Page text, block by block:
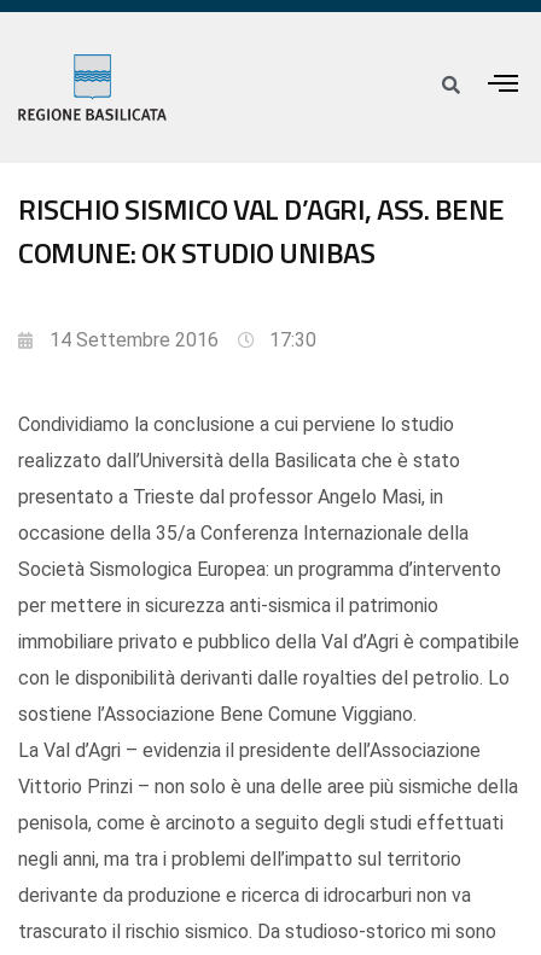
RISCHIO SISMICO VAL D’AGRI, ASS. BENE
COMUNE: OK STUDIO UNIBAS
14 Settembre 2016 17:30
Condividiamo la conclusione a cui perviene lo studio
realizzato dall’Università della Basilicata che è stato
presentato a Trieste dal professor Angelo Masi, in
occasione della 35/a Conferenza Internazionale della
Società Sismologica Europea: un programma d’intervento
per mettere in sicurezza anti-sismica il patrimonio
immobiliare privato e pubblico della Val d’Agri è compatibile
con le disponibilità derivanti dalle royalties del petrolio. Lo
sostiene l’Associazione Bene Comune Viggiano.
La Val d’Agri – evidenzia il presidente dell’Associazione
Vittorio Prinzi – non solo è una delle aree più sismiche della
penisola, come è arcinoto a seguito degli studi effettuati
negli anni, ma tra i problemi dell’impatto sul territorio
derivante da produzione e ricerca di idrocarburi non va
trascurato il rischio sismico. Da studioso-storico mi sono